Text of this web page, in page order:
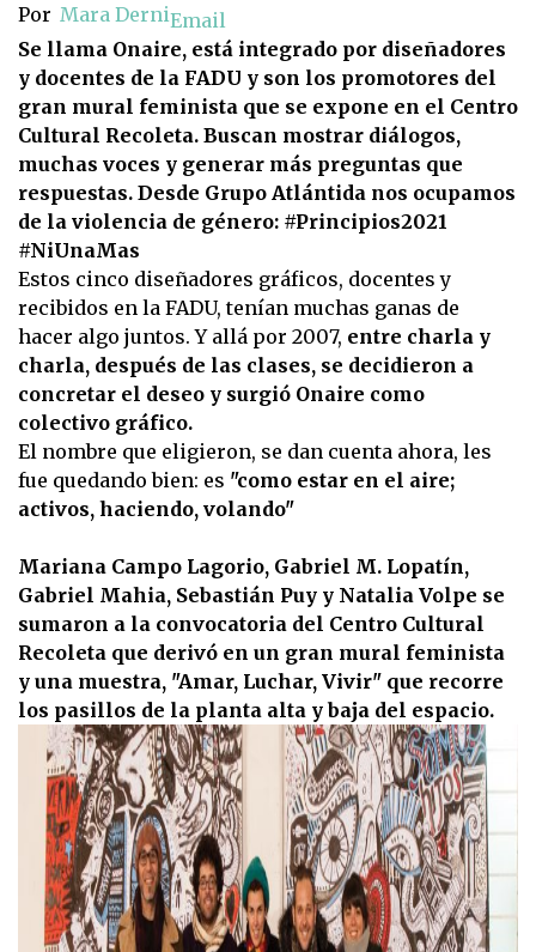
Por Mara DerniEmail
Se llama Onaire, está integrado por diseñadores
y docentes de la FADU y son los promotores del
gran mural feminista que se expone en el Centro
Cultural Recoleta. Buscan mostrar diálogos,
muchas voces y generar más preguntas que
respuestas. Desde Grupo Atlántida nos ocupamos
de la violencia de género: #Principios2021
#NiUnaMas
Estos cinco diseñadores gráficos, docentes y
recibidos en la FADU, tenían muchas ganas de
hacer algo juntos. Y allá por 2007, entre charla y
charla, después de las clases, se decidieron a
concretar el deseo y surgió Onaire como
colectivo gráfico.
El nombre que eligieron, se dan cuenta ahora, les
fue quedando bien: es "como estar en el aire;
activos, haciendo, volando"
Mariana Campo Lagorio, Gabriel M. Lopatín,
Gabriel Mahia, Sebastián Puy y Natalia Volpe se
sumaron a la convocatoria del Centro Cultural
Recoleta que derivó en un gran mural feminista
y una muestra, "Amar, Luchar, Vivir" que recorre
los pasillos de la planta alta y baja del espacio.